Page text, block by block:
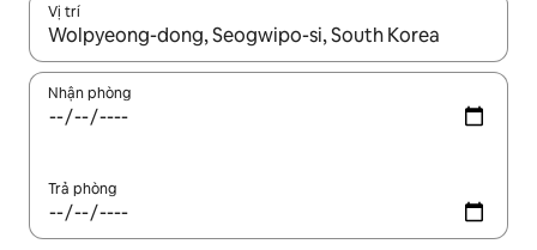
Vị trí
Khi có kết quả, hãy điều hướng bằng phím mũi tên lên và
Nhận phòng
Trả phòng